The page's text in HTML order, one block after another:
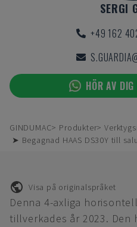
SERGI
+49 162
HÖR AV
GINDUMAC Produkter
➤ Begagnad HAAS DS30Y till
Visa på originalspråket
Denna 4-axliga
tillverkades år 2023. Den